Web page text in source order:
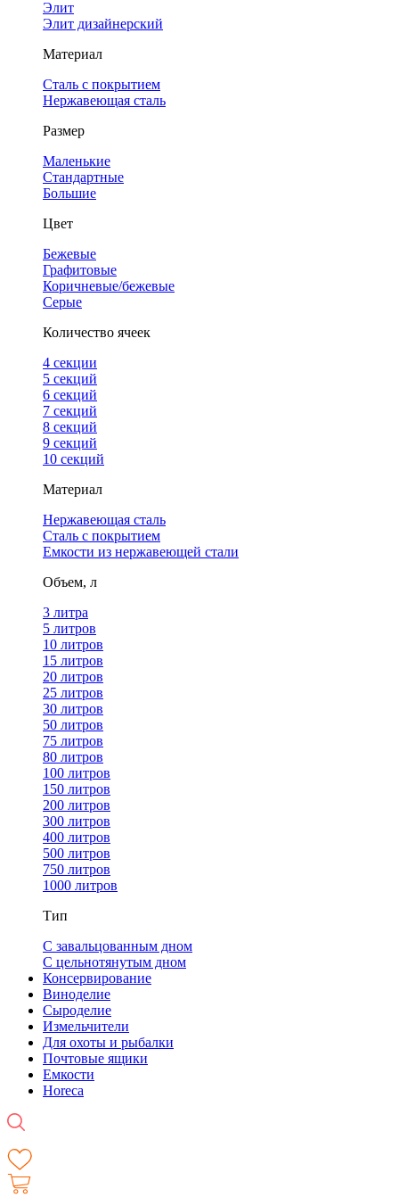
Элит
Элит дизайнерский
Материал
Сталь с покрытием
Нержавеющая сталь
Размер
Маленькие
Стандартные
Большие
Цвет
Бежевые
Графитовые
Коричневые/бежевые
Серые
Количество ячеек
4 cекции
5 секций
6 секций
7 секций
8 секций
9 секций
10 секций
Материал
Нержавеющая сталь
Сталь с покрытием
Емкости из нержавеющей стали
Объем, л
3 литра
5 литров
10 литров
15 литров
20 литров
25 литров
30 литров
50 литров
75 литров
80 литров
100 литров
150 литров
200 литров
300 литров
400 литров
500 литров
750 литров
1000 литров
Тип
С завальцованным дном
С цельнотянутым дном
Консервирование
Виноделие
Сыроделие
Измельчители
Для охоты и рыбалки
Почтовые ящики
Емкости
Horeca